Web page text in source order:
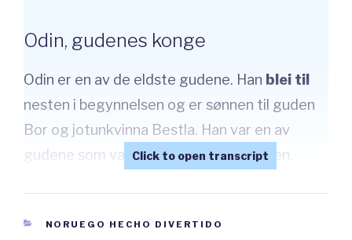
Odin, gudenes konge
Odin er en av de eldste gudene. Han blei til
nesten i begynnelsen og er sønnen til guden
Bor og jotunkvinna Bestla. Han var en av
gudene som var med på åskapeverden.
med på å skape de første menneskene i
CATEGORÍAS
NORUEGO HECHO DIVERTIDO